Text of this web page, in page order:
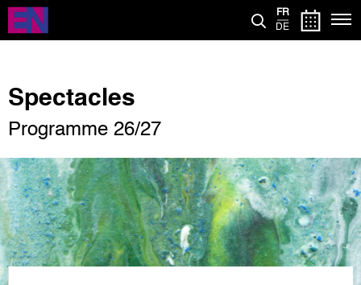
Aller
contenu
FR
DE
Spectacles
Programme 26/27